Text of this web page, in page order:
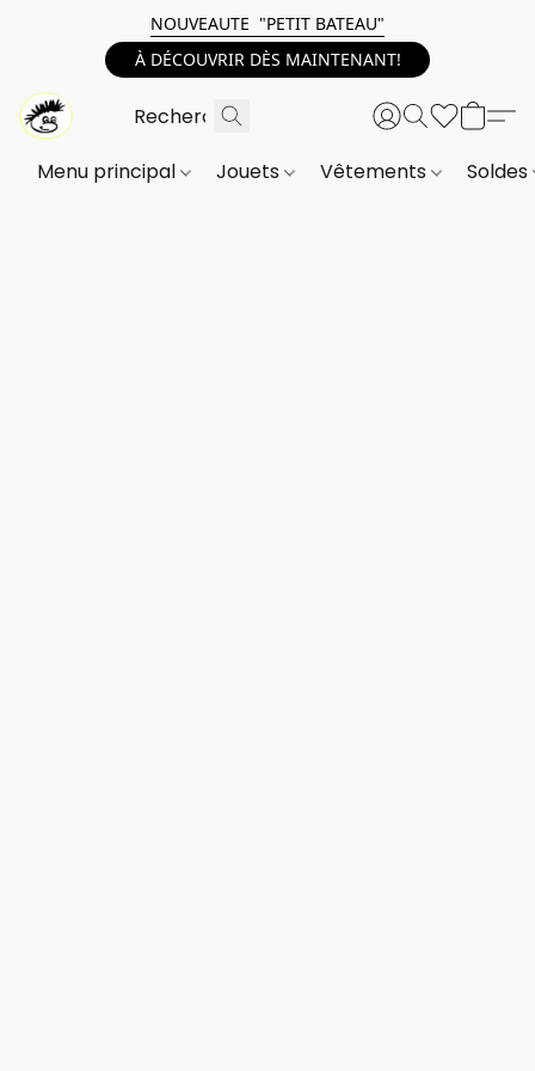
NOUVEAUTE "PETIT BATEAU"
À DÉCOUVRIR DÈS MAINTENANT!
Menu principal Jouets Vêtements Soldes